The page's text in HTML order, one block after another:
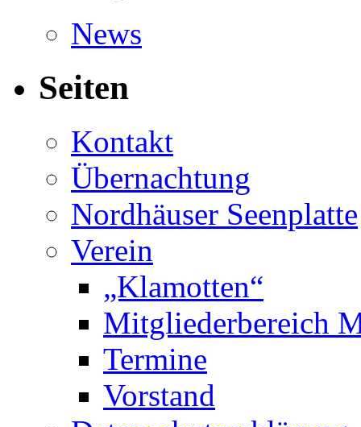
News
Seiten
Kontakt
Übernachtung
Nordhäuser Seenplatte
Verein
„Klamotten“
Mitgliederbereich
Termine
Vorstand